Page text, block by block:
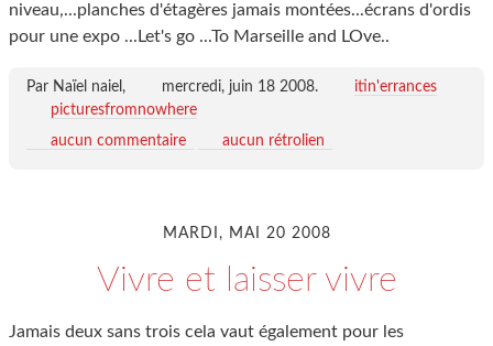
niveau,...planches d'étagères jamais montées...écrans d'ordis
pour une expo ...Let's go ...To Marseille and LOve..
Par Naïel naiel, mercredi, juin 18 2008.
itin'errances
picturesfromnowhere
aucun commentaire
aucun rétrolien
MARDI, MAI 20 2008
Vivre et laisser vivre
Jamais deux sans trois cela vaut également pour les